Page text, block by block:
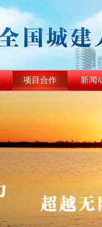
项目合作 新闻